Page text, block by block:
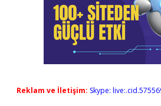
Reklam ve İletişim: Skype: